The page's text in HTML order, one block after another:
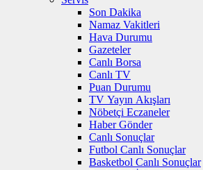
Son Dakika
Namaz Vakitleri
Hava Durumu
Gazeteler
Canlı Borsa
Canlı TV
Puan Durumu
TV Yayın Akışları
Nöbetçi Eczaneler
Haber Gönder
Canlı Sonuçlar
Futbol Canlı Sonuçlar
Basketbol Canlı Sonuçlar